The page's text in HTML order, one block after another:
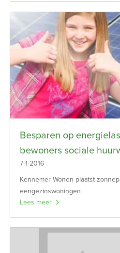
Besparen op
bewoners sociale
7-1-2016
Kennemer Wonen plaatst
eengezinswoningen
Lees meer